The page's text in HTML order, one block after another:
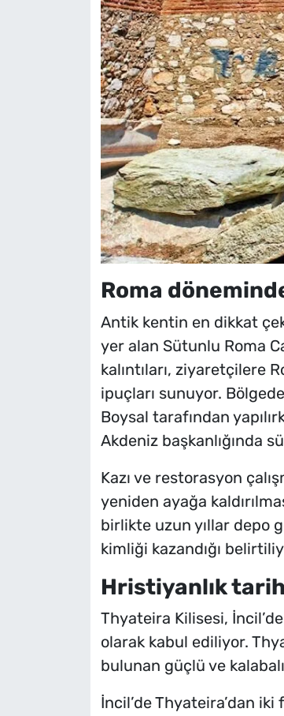
Roma
Antik kentin en dikkat
yer alan Sütunlu Roma
kalıntıları, ziyaretçilere
ipuçları sunuyor.
Boysal tarafından
Akdeniz başkanlığında
Kazı ve restorasyon
yeniden ayağa
birlikte uzun yıllar depo
kimliği kazandığı
Hristiyanlık
Thyateira Kilisesi,
olarak kabul ediliyor.
bulunan güçlü ve
İncil’de Thyateira’dan